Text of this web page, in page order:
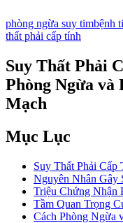
phòng ngừa suy timbệnh
thất phải cấp tính
Suy Thất Phải
Phòng Ngừa và
Mạch
Mục Lục
Suy Thất Phải Cấp
Nguyên Nhân Gây
Triệu Chứng Nhận
Tầm Quan Trọng
Cách Phòng Ngừa